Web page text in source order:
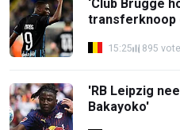
‘Club Brugge
transferknoop
15:25 895
'RB Leipzig
Bakayoko'